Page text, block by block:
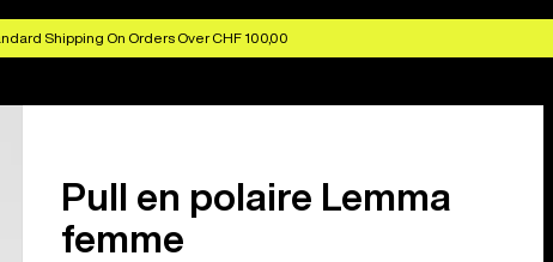
Shipping On Orders Over CHF 100,00
Pull en polaire Lemma
femme